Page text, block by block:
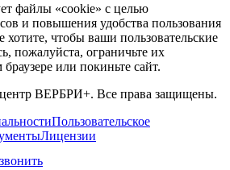
файлы «cookie» с целью
и повышения удобства пользования
чтобы ваши пользовательские
пожалуйста, ограничьте их
или покиньте сайт.
ВЕРБРИ+. Все права защищены.
Пользовательское
Лицензии